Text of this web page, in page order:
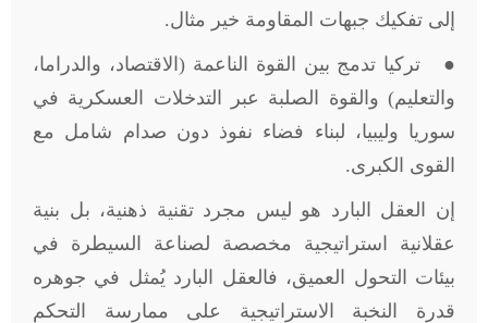
إلى تفكيك جبهات المقاومة خير مثال.
● تركيا تدمج بين القوة الناعمة (الاقتصاد، والدراما،
والتعليم) والقوة الصلبة عبر التدخلات العسكرية في
سوريا وليبيا، لبناء فضاء نفوذ دون صدام شامل مع
القوى الكبرى.
إن العقل البارد هو ليس مجرد تقنية ذهنية، بل بنية
عقلانية استراتيجية مخصصة لصناعة السيطرة في
بيئات التحول العميق، فالعقل البارد يُمثل في جوهره
قدرة النخبة الاستراتيجية على ممارسة التحكم